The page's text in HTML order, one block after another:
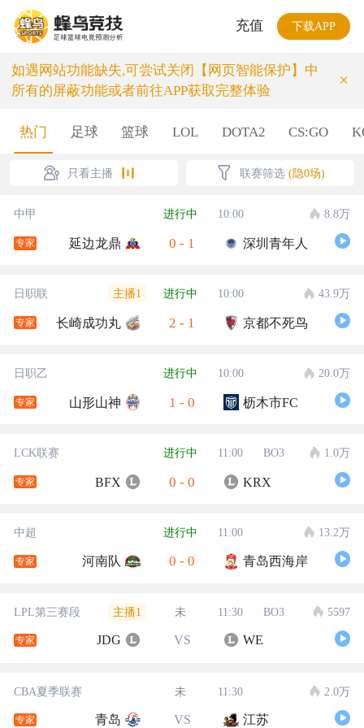
充值 下载APP
如遇网站功能缺失,可尝试关闭【网页智能保护】中
所有的屏蔽功能或者前往APP获取完整体验
×
热门 足球 篮球 LOL DOTA2 CS:GO
只看主播 联赛筛选 (隐0场)
中甲 进行中 10:00 8.8万
专家 延边龙鼎 0 - 1 深圳青年人
日职联 主播1 进行中 10:00 43.9万
专家 长崎成功丸 2 - 1 京都不死鸟
日职乙 进行中 10:00 20.0万
专家 山形山神 1 - 0 枥木市FC
LCK联赛 进行中 11:00 BO3 1.0万
专家 BFX 0 - 0 KRX
中超 进行中 11:00 13.2万
专家 河南队 0 - 0 青岛西海岸
LPL第三赛段 主播1 未 11:30 BO3 5597
专家 JDG VS WE
CBA夏季联赛 未 11:30 2.0万
专家 青岛 VS 江苏